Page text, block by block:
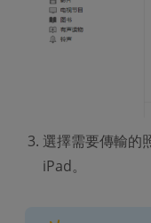
選擇需要傳輸的
iPad。